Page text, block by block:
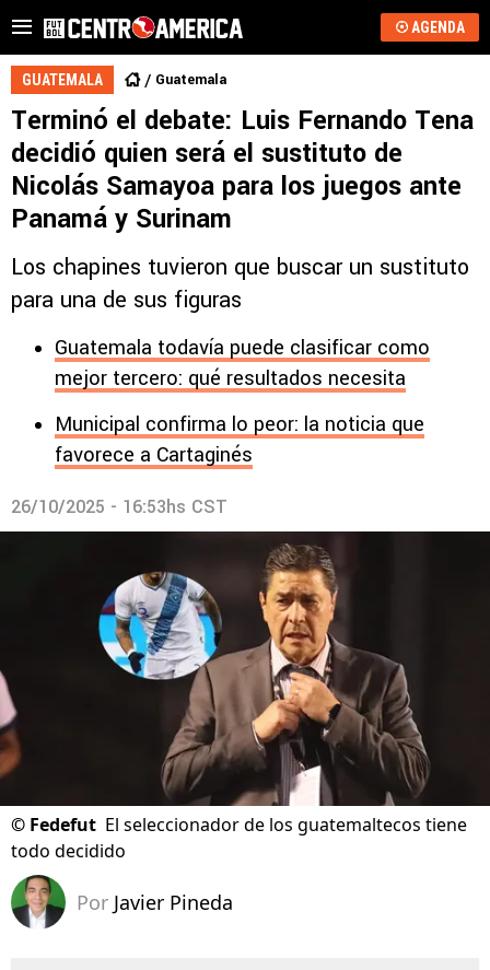
AGENDA
GUATEMALA Guatemala
Terminó el debate: Luis Fernando Tena
decidió quien será el sustituto de
Nicolás Samayoa para los juegos ante
Panamá y Surinam
Los chapines tuvieron que buscar un sustituto
para una de sus figuras
Guatemala todavía puede clasificar como
mejor tercero: qué resultados necesita
Municipal confirma lo peor: la noticia que
favorece a Cartaginés
26/10/2025 - 16:53hs CST
© Fedefut El seleccionador de los guatemaltecos tiene
todo decidido
Por Javier Pineda